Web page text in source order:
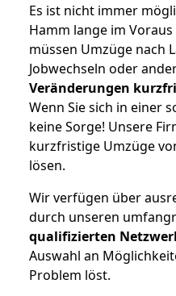
Es ist nicht immer
Hamm lange im
müssen Umzüge nach
Jobwechseln oder
Veränderungen
Wenn Sie sich in einer
keine Sorge! Unsere
kurzfristige Umzüge
lösen.
Wir verfügen über
durch unseren
qualifizierten
Auswahl an
Problem löst.